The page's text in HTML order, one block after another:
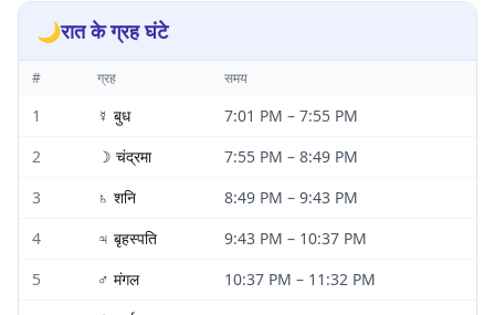
🌙रात के ग्रह घंटे
# ग्रह समय
1 ☿ बुध 7:01 PM – 7:55 PM
2
☽ चंद्रमा 7:55 PM – 8:49 PM
3
♄ शनि 8:49 PM – 9:43 PM
4
♃ बृहस्पति 9:43 PM – 10:37 PM
5
♂ मंगल 10:37 PM – 11:32 PM